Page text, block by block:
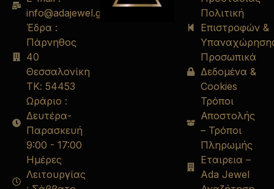
info@adajewel.gr
Έδρα :
Πάρνηθος
40
Θεσσαλονίκη
ΤΚ: 54453
Ωράριο :
Δευτέρα-
Παρασκευή
9:00 - 17:00
Ημέρες
Λειτουργίας
Πολιτική
Επιστροφών &
Προσωπικά
Δεδομένα &
Cookies
Τρόποι
Αποστολής
– Τρόποι
Πληρωμής
Εταιρεια –
Ada Jewel